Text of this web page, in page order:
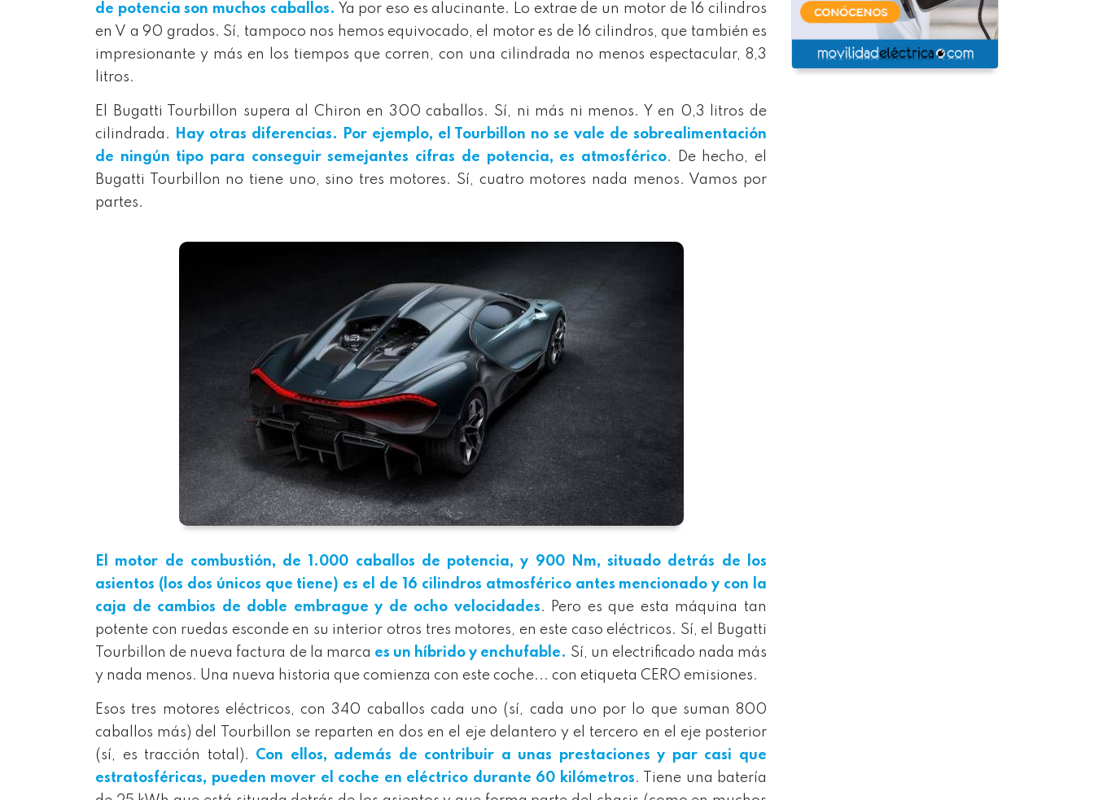
de potencia son muchos caballos. Ya por eso es alucinante. Lo extrae de un motor de 16 cilindros
en V a 90 grados. Sí, tampoco nos hemos equivocado, el motor es de 16 cilindros, que también es
impresionante y más en los tiempos que corren, con una cilindrada no menos espectacular, 8,3
litros.
El Bugatti Tourbillon supera al Chiron en 300 caballos. Sí, ni más ni menos. Y en 0,3 litros de
cilindrada.
Hay otras diferencias. Por ejemplo, el Tourbillon no se vale de sobrealimentación
de ningún tipo para conseguir semejantes cifras de potencia, es atmosférico. De hecho, el
Bugatti Tourbillon no tiene uno, sino tres motores. Sí, cuatro motores nada menos. Vamos por
partes.
El motor de combustión, de 1.000 caballos de potencia, y 900 Nm, situado detrás de los
asientos (los dos únicos que tiene) es el de 16 cilindros atmosférico antes mencionado y con la
caja de cambios de doble embrague y de ocho velocidades. Pero es que esta máquina tan
potente con ruedas esconde en su interior otros tres motores, en este caso eléctricos. Sí, el Bugatti
Tourbillon de nueva factura de la marca es un híbrido y enchufable. Sí, un electrificado nada más
y nada menos. Una nueva historia que comienza con este coche... con etiqueta CERO emisiones.
Esos tres motores eléctricos, con 340 caballos cada uno (sí, cada uno por lo que suman 800
caballos más) del Tourbillon se reparten en dos en el eje delantero y el tercero en el eje posterior
(sí, es tracción total). Con ellos, además de contribuir a unas prestaciones y par casi que
estratosféricas, pueden mover el coche en eléctrico durante 60 kilómetros. Tiene una batería